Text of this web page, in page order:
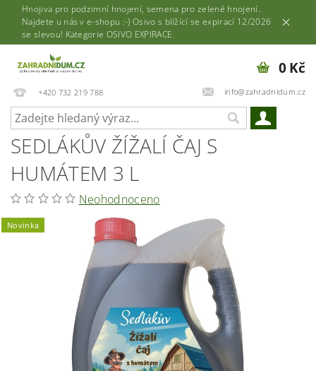
Hnojiva pro podzimní hnojení, semena pro zelené hnojení.
Najdete u nás v e-shopu :-) Osivo s blížící se expirací 12/2026
se slevou! Kategorie OSIVO EXPIRACE.
+420 732 219 788 info@zahradnidum.cz
0 Kč
SEDLÁKŮV ŽÍŽALÍ ČAJ S
HUMÁTEM 3 L
Neohodnoceno
Novinka